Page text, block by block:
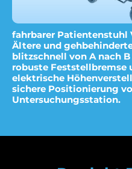
fahrbarer Patientenstuhl
Ältere und
blitzschnell von A nach
robuste Feststellbremse
elektrische
sichere Positionierung
Untersuchungsstation.